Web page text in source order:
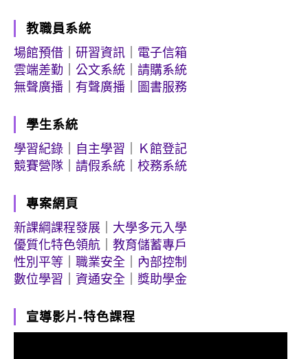
教職員系統
場館預借
研習資訊
電子信箱
雲端差勤
公文系統
請購系統
無聲廣播
有聲廣播 圖書服務
學生系統
學習紀錄
自主學習
Ｋ館登記
競賽營隊
請假系統 校務系統
專案網頁
新課綱課程發展
大學多元入學
優質化特色領航
教育儲蓄專戶
性別平等
職業安全
內部控制
數位學習
資通安全 獎助學金
宣導影片-特色課程